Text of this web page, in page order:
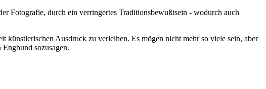
Fotografie, durch ein verringertes Traditionsbewußtsein - wodurch auch
Ausdruck zu verleihen. Es mögen nicht mehr so viele sein, aber
sozusagen.